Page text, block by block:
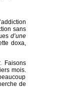
sans
d’une
doxa,
Faisons
mois.
de